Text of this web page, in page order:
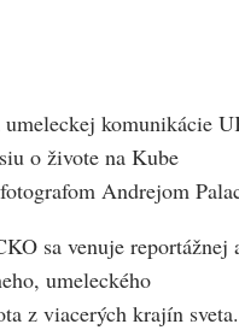
komunikácie
o živote na Kube
Andrejom
sa venuje
umeleckého
z viacerých krajín